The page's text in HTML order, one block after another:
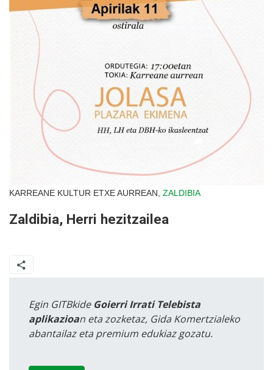
KARREANE KULTUR ETXE AURREAN, ZALDIBIA
Zaldibia, Herri hezitzailea
Egin GITBkide Goierri Irrati Telebista
aplikazioan eta zozketaz, Gida Komertzialeko
abantailaz eta premium edukiaz gozatu.